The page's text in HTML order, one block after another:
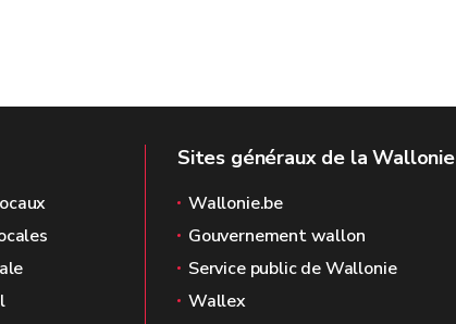
Sites généraux de la Wallonie
Wallonie.be
Gouvernement wallon
Service public de Wallonie
Wallex